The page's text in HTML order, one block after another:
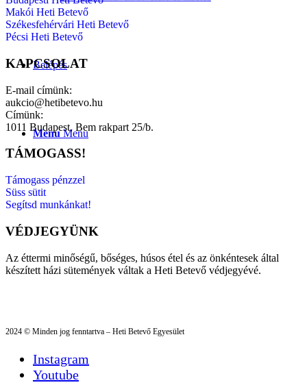
Belépés
Menu Menu
Makói Heti Betevő
Székesfehérvári Heti Betevő
Pécsi Heti Betevő
KAPCSOLAT
E-mail címünk:
aukcio@hetibetevo.hu
Címünk:
1011 Budapest, Bem rakpart 25/b.
TÁMOGASS!
Támogass pénzzel
Süss sütit
Segítsd munkánkat!
VÉDJEGYÜNK
Az éttermi minőségű, bőséges, húsos étel és az önkéntesek által
készített házi sütemények váltak a Heti Betevő védjegyévé.
2024 © Minden jog fenntartva – Heti Betevő Egyesület
Instagram
Youtube